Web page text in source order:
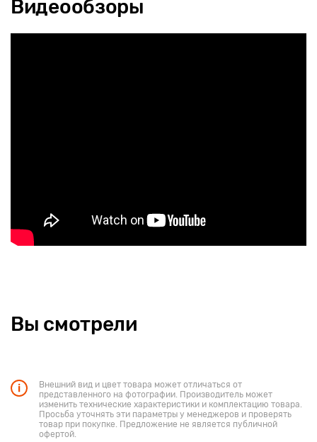
Видеообзоры
Вы смотрели
Внешний вид и цвет товара может отличаться от
представленного на фотографии. Производитель может
изменить технические характеристики и комплектацию товара.
Просьба уточнять эти параметры у менеджеров и проверять
товар при покупке. Предложение не является публичной
офертой.